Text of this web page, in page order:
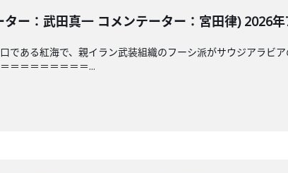
ター：武田真一 コメンテーター：宮田律) 2026
である紅海で、親イラン武装組織のフーシ派がサウジアラビ
＝＝＝＝＝＝＝＝...